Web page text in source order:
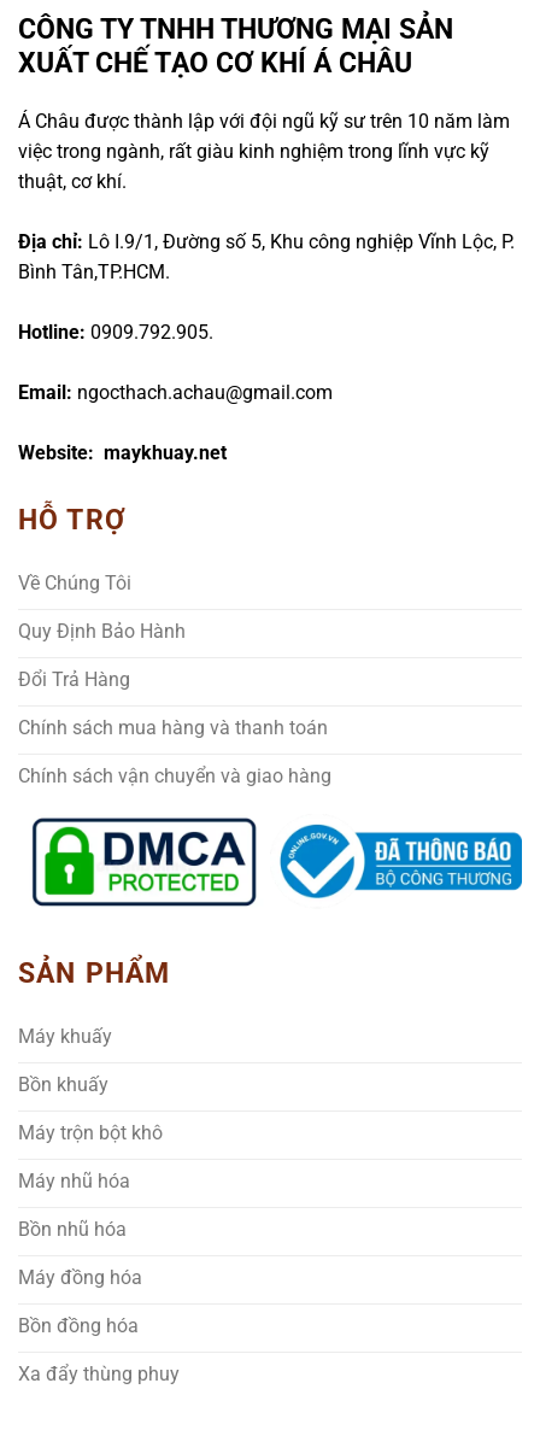
CÔNG TY TNHH THƯƠNG MẠI SẢN
XUẤT CHẾ TẠO CƠ KHÍ Á CHÂU
Á Châu được thành lập với đội ngũ kỹ sư trên 10 năm làm
việc trong ngành, rất giàu kinh nghiệm trong lĩnh vực kỹ
thuật, cơ khí.
Địa chỉ: Lô I.9/1, Đường số 5, Khu công nghiệp Vĩnh Lộc, P.
Bình Tân,TP.HCM.
Hotline: 0909.792.905.
Email: ngocthach.achau@gmail.com
Website: maykhuay.net
HỖ TRỢ
Về Chúng Tôi
Quy Định Bảo Hành
Đổi Trả Hàng
Chính sách mua hàng và thanh toán
Chính sách vận chuyển và giao hàng
SẢN PHẨM
Máy khuấy
Bồn khuấy
Máy trộn bột khô
Máy nhũ hóa
Bồn nhũ hóa
Máy đồng hóa
Bồn đồng hóa
Xa đẩy thùng phuy